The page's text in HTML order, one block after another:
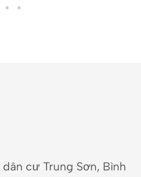
cư Trung Sơn, Bình